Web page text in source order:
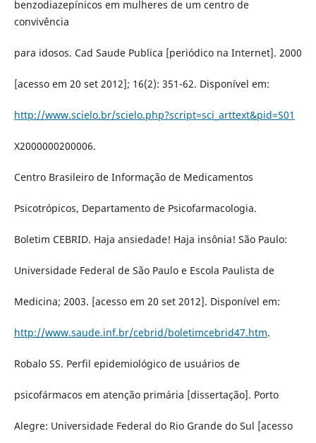
benzodiazepínicos em mulheres de um centro de
convivência
para idosos. Cad Saude Publica [periódico na Internet]. 2000
[acesso em 20 set 2012]; 16(2): 351-62. Disponível em:
http://www.scielo.br/scielo.php?script=sci_arttext&pid=S01
X2000000200006.
Centro Brasileiro de Informação de Medicamentos
Psicotrópicos, Departamento de Psicofarmacologia.
Boletim CEBRID. Haja ansiedade! Haja insônia! São Paulo:
Universidade Federal de São Paulo e Escola Paulista de
Medicina; 2003. [acesso em 20 set 2012]. Disponível em:
http://www.saude.inf.br/cebrid/boletimcebrid47.htm.
Robalo SS. Perfil epidemiológico de usuários de
psicofármacos em atenção primária [dissertação]. Porto
Alegre: Universidade Federal do Rio Grande do Sul [acesso